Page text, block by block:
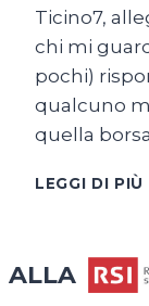
Ticino7,
chi mi
pochi)
qualcuno
quella
LEGGI DI PIÙ
ALLA